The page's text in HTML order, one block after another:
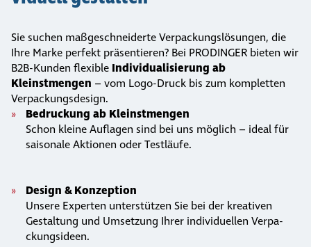
Sie suchen maßge­schnei­derte Verpa­ckungs­lö­sungen, die
Ihre Marke perfekt präsentieren? Bei PRODINGER bieten wir
B2B-Kunden flexible Indi­vi­dua­li­sie­rung ab
Kleinstmengen – vom Logo-Druck bis zum kompletten
Verpa­ckungs­de­sign.
Bedruckung ab Kleinst­men­gen
Schon kleine Auflagen sind bei uns möglich – ideal für
saisonale Aktionen oder Testläufe.
Design & Kon­zep­tion
Unsere Experten unter­stüt­zen Sie bei der kreativen
Gestal­tung und Umsetzung Ihrer indi­vi­du­el­len Ver­pa­
ckungs­ideen.